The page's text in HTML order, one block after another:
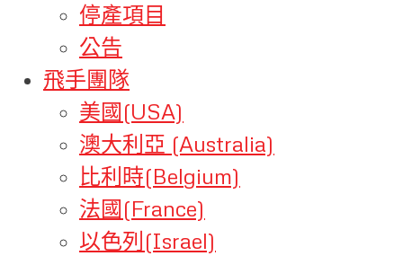
停產項目
公告
飛手團隊
美國(USA)
澳大利亞 (Australia)
比利時(Belgium)
法國(France)
以色列(Israel)